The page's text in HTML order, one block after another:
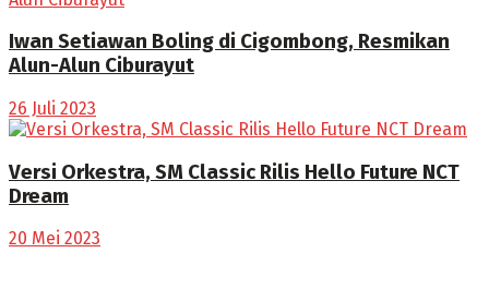
Iwan Setiawan Boling di Cigombong, Resmikan
Alun-Alun Ciburayut
26 Juli 2023
Versi Orkestra, SM Classic Rilis Hello Future NCT
Dream
20 Mei 2023